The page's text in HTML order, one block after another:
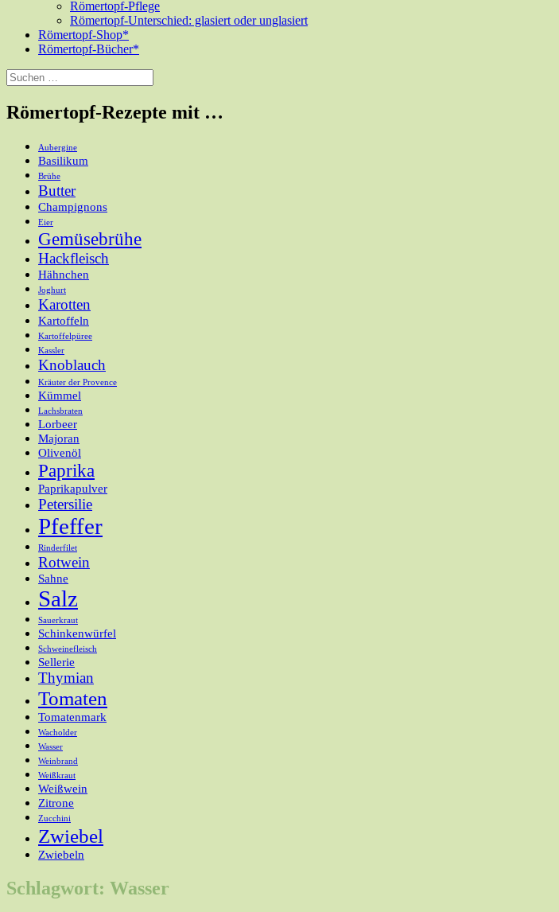
Römertopf-Pflege
Römertopf-Unterschied: glasiert oder unglasiert
Römertopf-Shop
Römertopf-Bücher
Suchen
nach:
Römertopf-Rezepte mit …
Aubergine
Basilikum
Brühe
Butter
Champignons
Eier
Gemüsebrühe
Hackfleisch
Hähnchen
Joghurt
Karotten
Kartoffeln
Kartoffelpüree
Kassler
Knoblauch
Kräuter der Provence
Kümmel
Lachsbraten
Lorbeer
Majoran
Olivenöl
Paprika
Paprikapulver
Petersilie
Pfeffer
Rinderfilet
Rotwein
Sahne
Salz
Sauerkraut
Schinkenwürfel
Schweinefleisch
Sellerie
Thymian
Tomaten
Tomatenmark
Wacholder
Wasser
Weinbrand
Weißkraut
Weißwein
Zitrone
Zucchini
Zwiebel
Zwiebeln
Schlagwort: Wasser